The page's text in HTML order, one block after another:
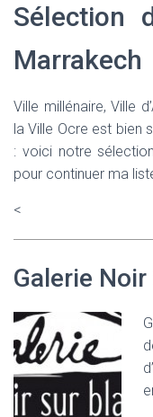
Sélection
Marrakech
Ville millénaire, Ville
la Ville Ocre est bien
: voici notre
pour continuer ma
<
Galerie